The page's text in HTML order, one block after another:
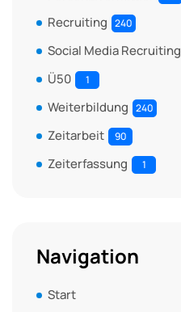
Recruiting 240
Social Media Recruiting
Ü50 1
Weiterbildung 240
Zeitarbeit 90
Zeiterfassung 1
Navigation
Start